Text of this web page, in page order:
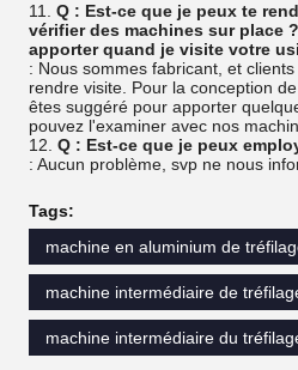
11. Q : Est-ce que je peux te
vérifier des machines sur place
apporter quand je visite votre
: Nous sommes fabricant, et
rendre visite. Pour la conception
êtes suggéré pour apporter
pouvez l'examiner avec nos
12. Q : Est-ce que je peux
: Aucun problème, svp ne nous
Tags:
machine en aluminium de
machine intermédiaire de
machine intermédiaire du